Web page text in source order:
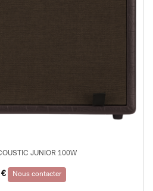
JUNIOR 100W
€ Nous contacter